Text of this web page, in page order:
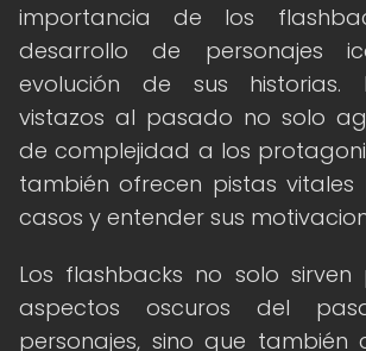
importancia de los
desarrollo de personajes
evolución de sus historias.
vistazos al pasado no solo
de complejidad a los
también ofrecen pistas vitales
casos y entender sus
Los flashbacks no solo sirven
aspectos oscuros del
personajes, sino que también